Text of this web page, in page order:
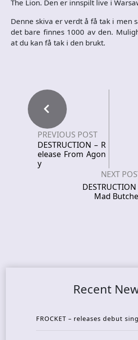
The Lion. Den er innspilt live i
Denne skiva er verdt å få tak i men
det bare finnes 1000 av den.
at du kan få tak i den brukt.
PREVIOUS POST
DESTRUCTION – R
elease From Agon
y
NEXT
DESTRUCTION
Mad
Recent
FROCKET – releases debut